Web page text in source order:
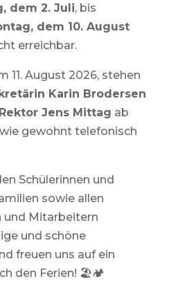
dem 2. Juli, bis
dem 10. August
erreichbar.
11. August 2026, stehen
Karin Brodersen
Jens Mittag ab
gewohnt telefonisch
Schülerinnen und
sowie allen
und Mitarbeitern
und schöne
freuen uns auf ein
den Ferien! 🏖️🏕️